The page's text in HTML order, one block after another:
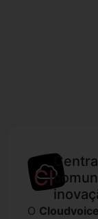
O Cloudvoice